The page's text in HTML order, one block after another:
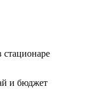
стационаре
и бюджет